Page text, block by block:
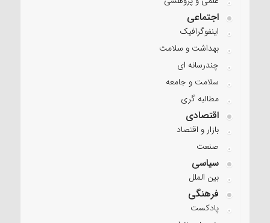
اجتماعی
اینفوگرافیک
بهداشت و سلامت
چندرسانه ای
سلامت و جامعه
مطالبه گری
اقتصادی
بازار و اقتصاد
صنعت
سیاسی
بین الملل
فرهنگی
پادکست